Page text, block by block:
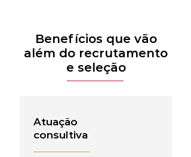
Benefícios que vão
além do recrutamento
e seleção
Atuação
consultiva